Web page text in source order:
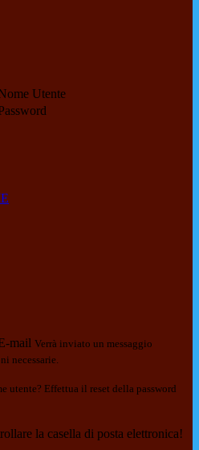
Utente
mail Verrà inviato un messaggio
necessarie.
utente? Effettua il reset della password
la casella di posta elettronica!